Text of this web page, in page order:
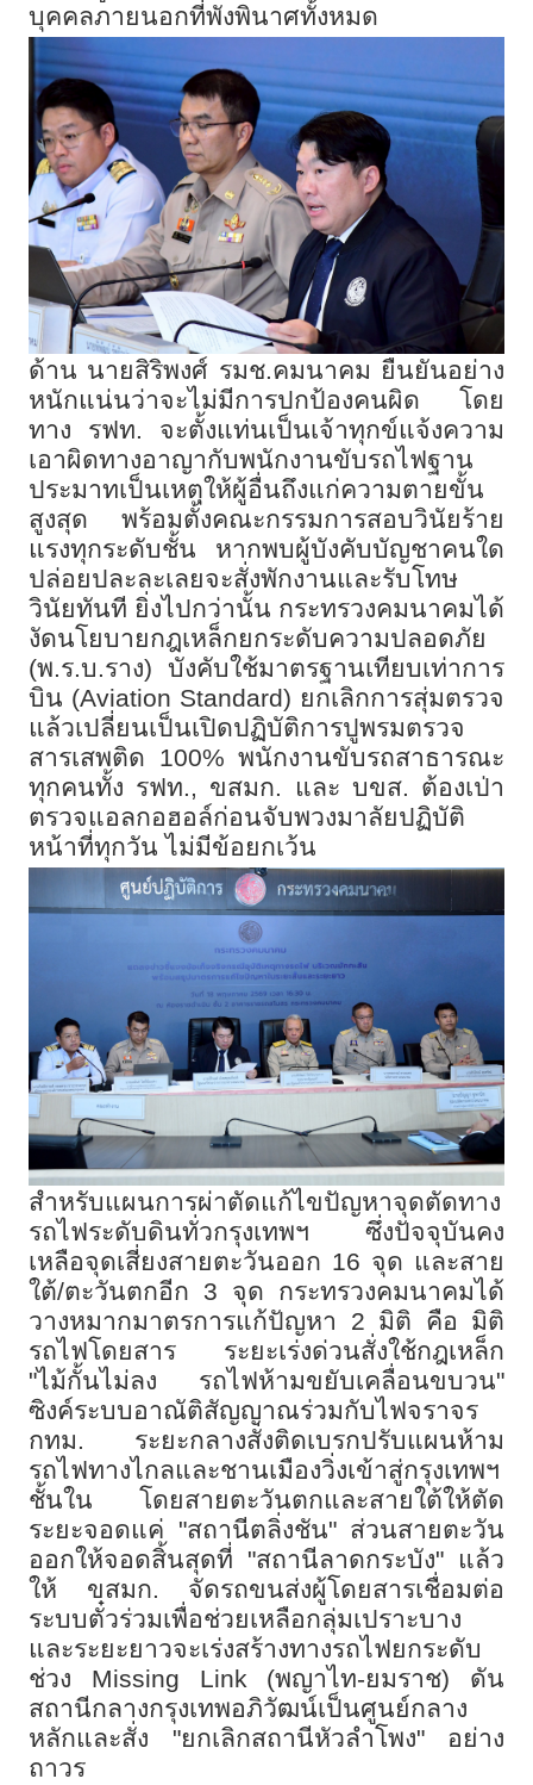
บุคคลภายนอกที่พังพินาศทั้งหมด
ด้าน นายสิริพงศ์ รมช.คมนาคม ยืนยันอย่าง
หนักแน่นว่าจะไม่มีการปกป้องคนผิด โดย
ทาง รฟท. จะตั้งแท่นเป็นเจ้าทุกข์แจ้งความ
เอาผิดทางอาญากับพนักงานขับรถไฟฐาน
ประมาทเป็นเหตุให้ผู้อื่นถึงแก่ความตายขั้น
สูงสุด พร้อมตั้งคณะกรรมการสอบวินัยร้าย
แรงทุกระดับชั้น หากพบผู้บังคับบัญชาคนใด
ปล่อยปละละเลยจะสั่งพักงานและรับโทษ
วินัยทันที ยิ่งไปกว่านั้น กระทรวงคมนาคมได้
งัดนโยบายกฎเหล็กยกระดับความปลอดภัย
(พ.ร.บ.ราง) บังคับใช้มาตรฐานเทียบเท่าการ
บิน (Aviation Standard) ยกเลิกการสุ่มตรวจ
แล้วเปลี่ยนเป็นเปิดปฏิบัติการปูพรมตรวจ
สารเสพติด 100% พนักงานขับรถสาธารณะ
ทุกคนทั้ง รฟท., ขสมก. และ บขส. ต้องเป่า
ตรวจแอลกอฮอล์ก่อนจับพวงมาลัยปฏิบัติ
หน้าที่ทุกวัน ไม่มีข้อยกเว้น
สำหรับแผนการผ่าตัดแก้ไขปัญหาจุดตัดทาง
รถไฟระดับดินทั่วกรุงเทพฯ ซึ่งปัจจุบันคง
เหลือจุดเสี่ยงสายตะวันออก 16 จุด และสาย
ใต้/ตะวันตกอีก 3 จุด กระทรวงคมนาคมได้
วางหมากมาตรการแก้ปัญหา 2 มิติ คือ มิติ
รถไฟโดยสาร ระยะเร่งด่วนสั่งใช้กฎเหล็ก
"ไม้กั้นไม่ลง รถไฟห้ามขยับเคลื่อนขบวน"
ซิงค์ระบบอาณัติสัญญาณร่วมกับไฟจราจร
กทม. ระยะกลางสั่งติดเบรกปรับแผนห้าม
รถไฟทางไกลและชานเมืองวิ่งเข้าสู่กรุงเทพฯ
ชั้นใน โดยสายตะวันตกและสายใต้ให้ตัด
ระยะจอดแค่ "สถานีตลิ่งชัน" ส่วนสายตะวัน
ออกให้จอดสิ้นสุดที่ "สถานีลาดกระบัง" แล้ว
ให้ ขสมก. จัดรถขนส่งผู้โดยสารเชื่อมต่อ
ระบบตั๋วร่วมเพื่อช่วยเหลือกลุ่มเปราะบาง
และระยะยาวจะเร่งสร้างทางรถไฟยกระดับ
ช่วง Missing Link (พญาไท-ยมราช) ดัน
สถานีกลางกรุงเทพอภิวัฒน์เป็นศูนย์กลาง
หลักและสั่ง "ยกเลิกสถานีหัวลำโพง" อย่าง
ถาวร